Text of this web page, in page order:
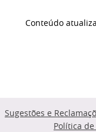
Conteúdo
Sugestões e
Política